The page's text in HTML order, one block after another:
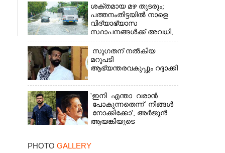
യുഡിഎഫ് അജണ്ടയുടെ
ആദ്യപടി'
ശക്തമായ മഴ തുടരും;
പത്തനംതിട്ടയിൽ നാളെ
വിദ്യാഭ്യാസ
സ്ഥാപനങ്ങൾക്ക് അവധി,​
ജില്ലയിൽ ഇന്ന് റെ‌ഡും
നാളെ ഓറഞ്ചും അലർട്ട്
സുഗതന് നൽകിയ
മറുപടി
ആഭ്യന്തരവകുപ്പും റദ്ദാക്കി
'ഇനി എന്താ വരാൻ
പോകുന്നതെന്ന് നിങ്ങൾ
നോക്കിക്കോ'; അർജുൻ
ആയങ്കിയുടെ
PHOTO GALLERY